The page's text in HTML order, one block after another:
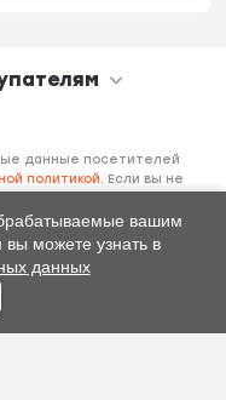
данные посетителей
политикой
. Если вы не
вашим
можете узнать в
данных